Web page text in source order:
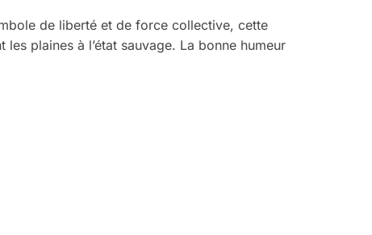
de liberté et de force collective, cette
les plaines à l’état sauvage. La bonne humeur